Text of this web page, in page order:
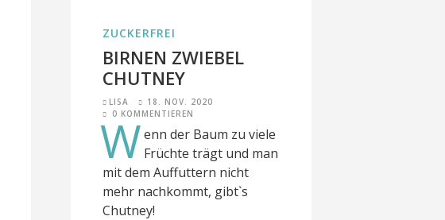
ZUCKERFREI
BIRNEN ZWIEBEL
CHUTNEY
LISA
18. NOV. 2020
0 KOMMENTIEREN
Wenn der Baum zu viele
Früchte trägt und man
mit dem Auffuttern nicht
mehr nachkommt, gibt`s
Chutney!